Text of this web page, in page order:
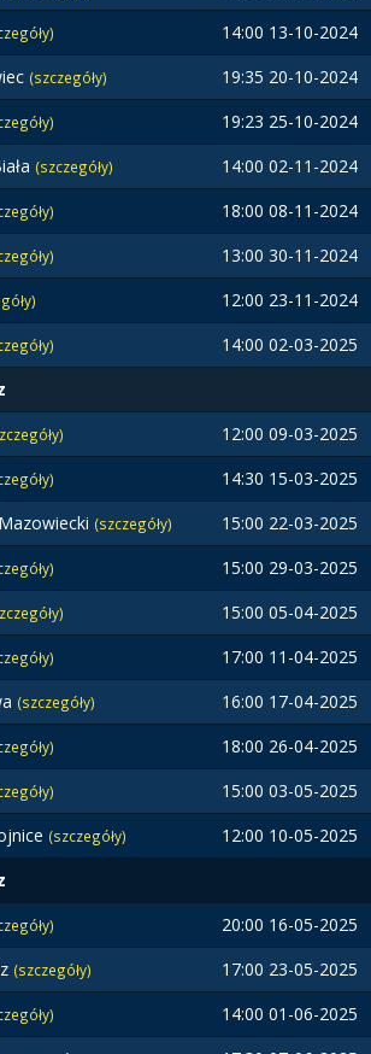
14:00 13-10-2024
(szczegóły) 19:35 20-10-2024
19:23 25-10-2024
(szczegóły) 14:00 02-11-2024
18:00 08-11-2024
13:00 30-11-2024
12:00 23-11-2024
14:00 02-03-2025
12:00 09-03-2025
14:30 15-03-2025
(szczegóły) 15:00 22-03-2025
15:00 29-03-2025
15:00 05-04-2025
17:00 11-04-2025
(szczegóły) 16:00 17-04-2025
18:00 26-04-2025
15:00 03-05-2025
(szczegóły) 12:00 10-05-2025
20:00 16-05-2025
(szczegóły) 17:00 23-05-2025
14:00 01-06-2025